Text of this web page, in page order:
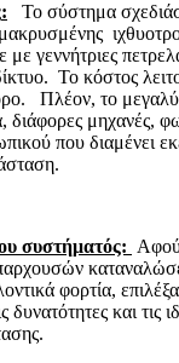
: Το σύστημα
με γεννήτριες
Το κόστος
Πλέον, το
διάφορες μηχανές,
που διαμένει
συστήματός:
φορτία,
και τις